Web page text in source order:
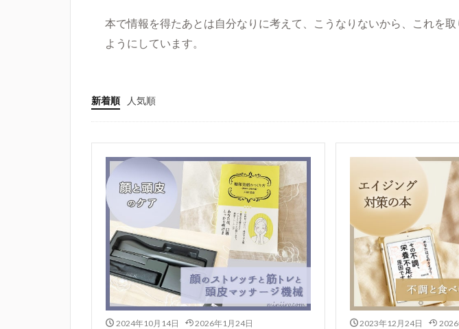
本で情報を得たあとは自分なりに考えて、こうなりないから、これを
ようにしています。
新着順 人気順
2024年10月14日 2026年1月24日 2023年12月24日